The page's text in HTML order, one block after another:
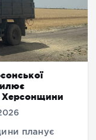
Херсонщини
планує